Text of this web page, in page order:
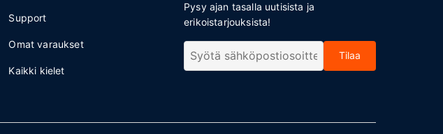
Support
Omat varaukset
Kaikki kielet
Pysy ajan tasalla uutisista ja
erikoistarjouksista!
Tilaa